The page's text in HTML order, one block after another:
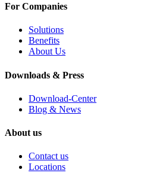
For Companies
Solutions
Benefits
About Us
Downloads & Press
Download-Center
Blog & News
About us
Contact us
Locations